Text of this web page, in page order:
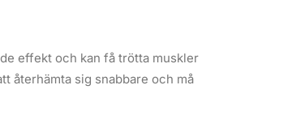
effekt och kan få trötta muskler
återhämta sig snabbare och må